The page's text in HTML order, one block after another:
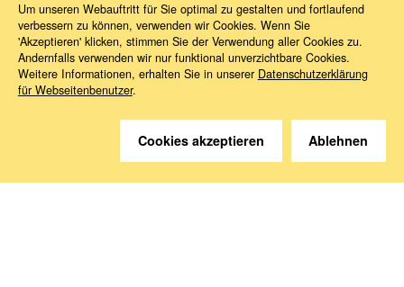
Magazin ed* ed* Nr. 02/2023: Bismarck on the move: Get digital. Go green. Kapitel 9
Sie haben Fragen?
Um unseren Webauftritt für Sie optimal zu gestalten und fortlaufend
verbessern zu können, verwenden wir Cookies. Wenn Sie
'Akzeptieren' klicken, stimmen Sie der Verwendung aller Cookies zu.
Andernfalls verwenden wir nur funktional unverzichtbare Cookies.
Weitere Informationen, erhalten Sie in unserer Datenschutzerklärung
für Webseitenbenutzer.
Cookies akzeptieren Ablehnen